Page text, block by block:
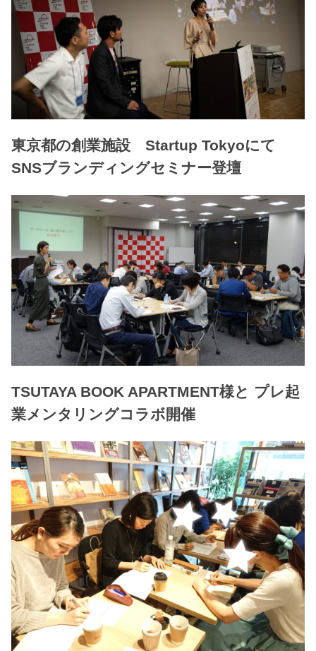
東京都の創業施設 Startup Tokyoにて
SNSブランディングセミナー登壇
TSUTAYA BOOK APARTMENT様と プレ起
業メンタリングコラボ開催